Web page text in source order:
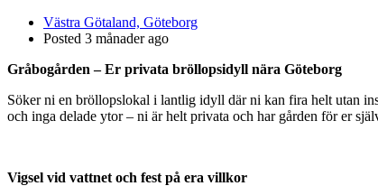
Västra Götaland, Göteborg
Posted 3 månader ago
Gråbogården – Er privata bröllopsidyll nära Göteborg
Söker ni en bröllopslokal i lantlig idyll där ni kan fira helt utan
och inga delade ytor – ni är helt privata och har gården för er
Vigsel vid vattnet och fest på era villkor